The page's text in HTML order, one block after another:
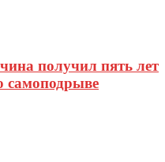
получил пять лет
самоподрыве